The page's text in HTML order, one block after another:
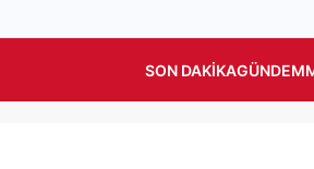
SON DAKIKAGÜNDEM